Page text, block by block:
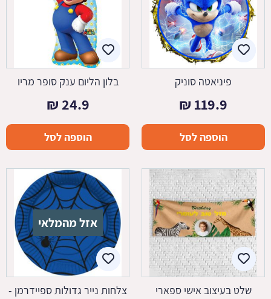
פיניאטה סוניק
119.9
₪
הוספה לסל
בלון הליום ענק סופר מריו
24.9
₪
הוספה לסל
שלט בעיצוב אישי ספארי
אזל מהמלאי
צלחות נייר גדולות ספיידרמן -